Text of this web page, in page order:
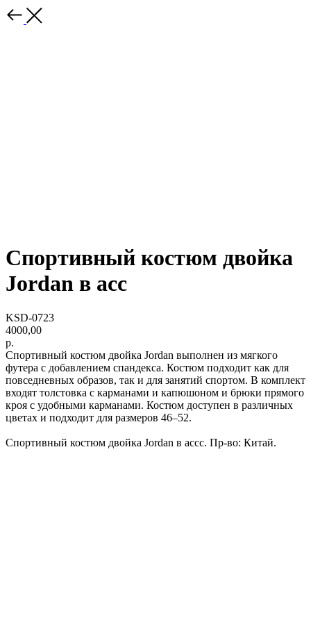
Спортивный костюм двойка
Jordan в асс
KSD-0723
4000,00
р.
Спортивный костюм двойка Jordan выполнен из мягкого
футера с добавлением спандекса. Костюм подходит как для
повседневных образов, так и для занятий спортом. В комплект
входят толстовка с карманами и капюшоном и брюки прямого
кроя с удобными карманами. Костюм доступен в различных
цветах и подходит для размеров 46–52.
Спортивный костюм двойка Jordan в ассс. Пр-во: Китай.